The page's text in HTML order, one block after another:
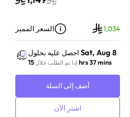
السعر المميز 1,034
احصل عليه بحلول Sat, Aug 8
إذا تم الطلب خلال 15 hrs 37 mins
أضف إلى السلة
اشترِ الآن